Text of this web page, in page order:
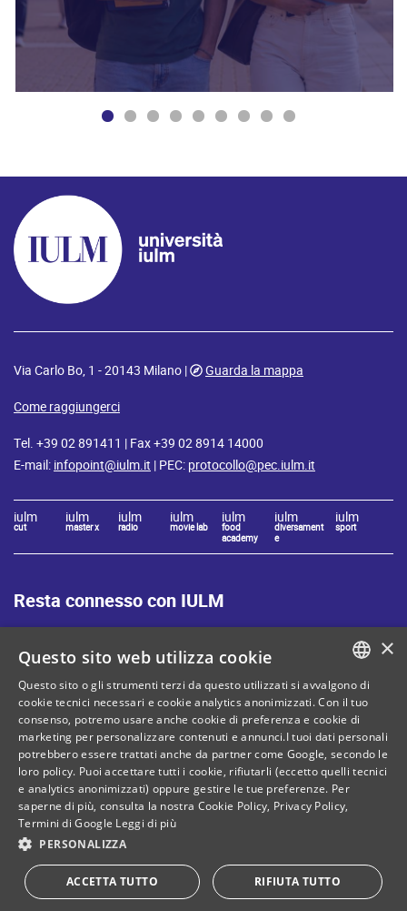
Via Carlo Bo, 1 - 20143 Milano |
Guarda la mappa
Come raggiungerci
Tel. +39 02 891411 | Fax +39 02 8914 14000
E-mail: infopoint@iulm.it | PEC: protocollo@pec.iulm.it
iulm
cut
iulm
master x
iulm
radio
iulm
movie lab
iulm
food
academy
iulm
diversament
e
iulm
sport
Resta connesso con IULM
Mappa del sito
Privacy policy
Cookie Policy
Note legali
Contatti
C. Fiscale: 80071270153
Dona il tuo 5 per mille!
ITALIAN
ENGLISH
×
Questo sito web utilizza cookie
Questo sito o gli strumenti terzi da questo utilizzati si avvalgono di
cookie tecnici necessari e cookie analytics anonimizzati. Con il tuo
consenso, potremo usare anche cookie di preferenza e cookie di
marketing per personalizzare contenuti e annunci.I tuoi dati personali
potrebbero essere trattati anche da partner come Google, secondo le
loro policy. Puoi accettare tutti i cookie, rifiutarli (eccetto quelli tecnici
e analytics anonimizzati) oppure gestire le tue preferenze. Per
saperne di più, consulta la nostra Cookie Policy, Privacy Policy,
Termini di Google Leggi di più
PERSONALIZZA
ACCETTA TUTTO RIFIUTA TUTTO